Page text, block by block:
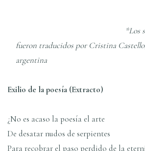
*Los siguientes
fueron traducidos por Cristina
argentina
Exilio de la poesía (Extracto)
¿No es acaso la poesía el arte
De desatar nudos de serpientes
Para recobrar el paso perdido de la